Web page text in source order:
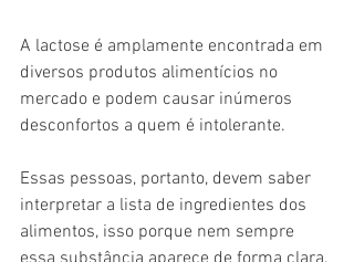
A lactose é amplamente encontrada em
diversos produtos alimentícios no
mercado e podem causar inúmeros
desconfortos a quem é intolerante.
Essas pessoas, portanto, devem saber
interpretar a lista de ingredientes dos
alimentos, isso porque nem sempre